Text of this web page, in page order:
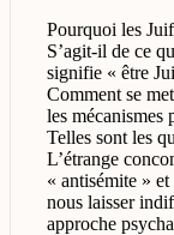
Pourquoi les
S’agit-il de ce
signifie « être
Comment se
les mécanismes
Telles sont les
L’étrange
« antisémite »
nous laisser
approche